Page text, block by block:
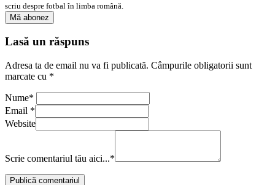
scriu despre fotbal în limba română.
Lasă un răspuns
Adresa ta de email nu va fi publicată. Câmpurile obligatorii sunt
marcate cu *
Nume*
Email *
Website
Scrie comentariul tău aici...*